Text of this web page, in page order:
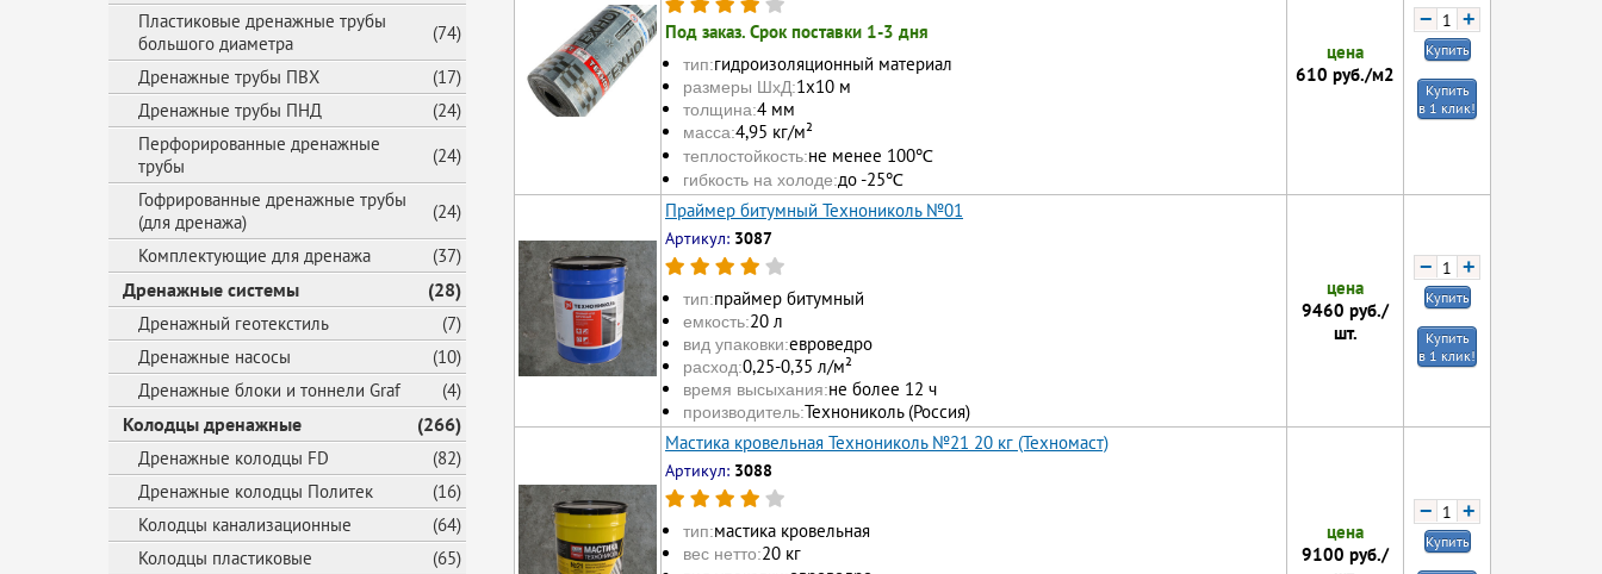
Пластиковые дренажные трубы
большого диаметра
(74)
Дренажные трубы ПВХ
(17)
Дренажные трубы ПНД
(24)
Перфорированные дренажные
трубы
(24)
Гофрированные дренажные трубы
(для дренажа)
(24)
Комплектующие для дренажа
(37)
Дренажные системы (28)
Дренажный геотекстиль
(7)
Дренажные насосы
(10)
Дренажные блоки и тоннели Graf
(4)
Колодцы дренажные (266)
Дренажные колодцы FD
(82)
Дренажные колодцы Политек
(16)
Колодцы канализационные
(64)
Колодцы пластиковые
(65)
Под заказ. Срок поставки 1-3 дня
тип:гидроизоляционный материал
размеры ШхД:1х10 м
толщина:4 мм
масса:4,95 кг/м²
теплостойкость:не менее 100℃
гибкость на холоде:до -25℃
цена
610 руб./м2
− +
Купить
Купить
в 1 клик!
Праймер битумный Технониколь №01
Артикул: 3087
тип:праймер битумный
емкость:20 л
вид упаковки:евроведро
расход:0,25-0,35 л/м²
время высыхания:не более 12 ч
производитель:Технониколь (Россия)
цена
9460 руб./
шт.
− +
Купить
Купить
в 1 клик!
Мастика кровельная Технониколь №21 20 кг (Техномаст)
Артикул: 3088
тип:мастика кровельная
вес нетто:20 кг
цена
9100 руб./
− +
Купить